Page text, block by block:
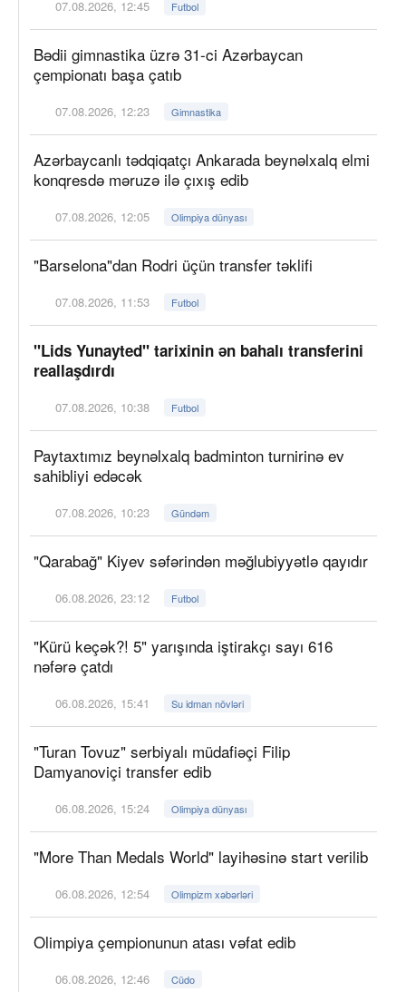
07.08.2026, 12:45 Futbol
Bədii gimnastika üzrə 31-ci Azərbaycan
çempionatı başa çatıb
07.08.2026, 12:23 Gimnastika
Azərbaycanlı tədqiqatçı Ankarada beynəlxalq elmi
konqresdə məruzə ilə çıxış edib
07.08.2026, 12:05 Olimpiya dünyası
"Barselona"dan Rodri üçün transfer təklifi
07.08.2026, 11:53 Futbol
"Lids Yunayted" tarixinin ən bahalı transferini
reallaşdırdı
07.08.2026, 10:38 Futbol
Paytaxtımız beynəlxalq badminton turnirinə ev
sahibliyi edəcək
07.08.2026, 10:23 Gündəm
"Qarabağ" Kiyev səfərindən məğlubiyyətlə qayıdır
06.08.2026, 23:12 Futbol
"Kürü keçək?! 5" yarışında iştirakçı sayı 616
nəfərə çatdı
06.08.2026, 15:41 Su idman növləri
"Turan Tovuz" serbiyalı müdafiəçi Filip
Damyanoviçi transfer edib
06.08.2026, 15:24 Olimpiya dünyası
"More Than Medals World" layihəsinə start verilib
06.08.2026, 12:54 Olimpizm xəbərləri
Olimpiya çempionunun atası vəfat edib
06.08.2026, 12:46 Cüdo